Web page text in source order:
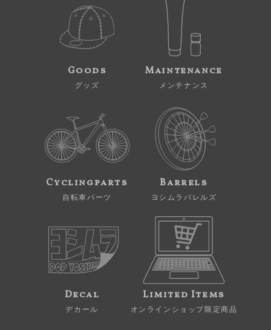
Goods
グッズ
Maintenance
メンテナンス
Cyclingparts
自転車パーツ
Barrels
ヨシムラバレルズ
Decal
デカール
Limited Items
オンラインショップ限定商品